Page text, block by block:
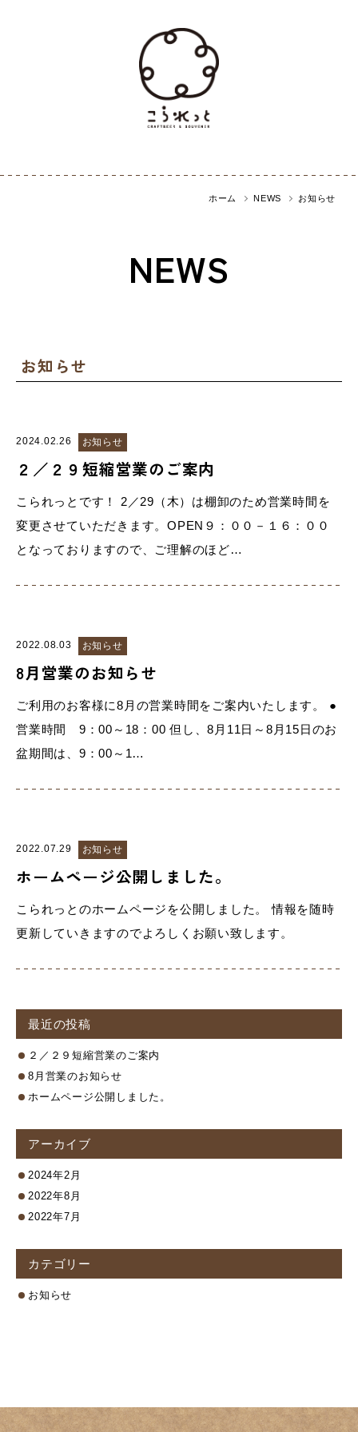
ホーム NEWS お知らせ
NEWS
お知らせ
2024.02.26 お知らせ
２／２９短縮営業のご案内
こられっとです！ 2／29（木）は棚卸のため営業時間を
変更させていただきます。OPEN９：００－１６：００
となっておりますので、ご理解のほど…
2022.08.03 お知らせ
8月営業のお知らせ
ご利用のお客様に8月の営業時間をご案内いたします。 ●
営業時間 9：00～18：00 但し、8月11日～8月15日のお
盆期間は、9：00～1…
2022.07.29 お知らせ
ホームページ公開しました。
こられっとのホームページを公開しました。 情報を随時
更新していきますのでよろしくお願い致します。
最近の投稿
２／２９短縮営業のご案内
8月営業のお知らせ
ホームページ公開しました。
アーカイブ
2024年2月
2022年8月
2022年7月
カテゴリー
お知らせ